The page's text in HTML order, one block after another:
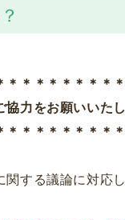
＊＊＊＊＊＊＊
力をお願いいたし
＊＊＊＊＊＊＊
する議論に対応